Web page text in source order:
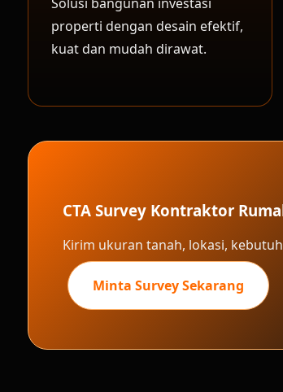
properti dengan desain efektif,
kuat dan mudah dirawat.
CTA Survey Kontraktor
Kirim ukuran tanah, lokasi,
Minta Survey Sekarang